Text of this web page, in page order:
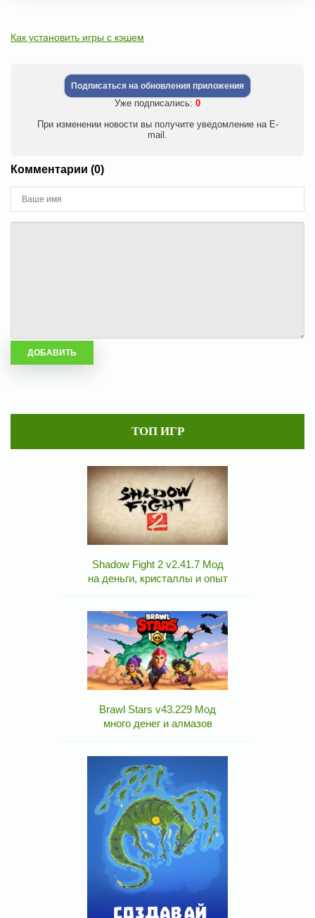
Как установить игры с кэшем
Подписаться на обновления приложения
Уже подписались: 0
При изменении новости вы получите уведомление на E-
mail.
Комментарии (0)
ТОП ИГР
Shadow Fight 2 v2.41.7 Мод
на деньги, кристаллы и опыт
Brawl Stars v43.229 Мод
много денег и алмазов